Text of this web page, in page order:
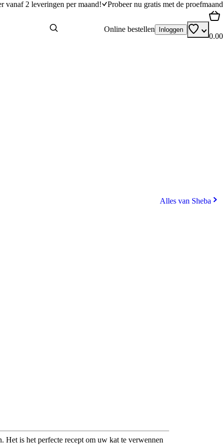
vanaf 2 leveringen per maand! Probeer nu gratis met de proefmaand
Online bestellen Inloggen
0.00
Alles van Sheba
Het is het perfecte recept om uw kat te verwennen